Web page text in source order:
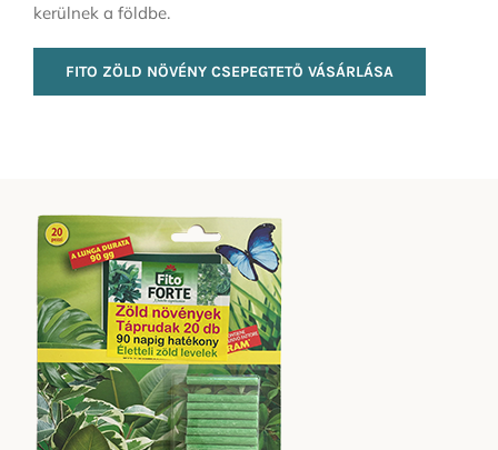
kerülnek a földbe.
FITO ZÖLD NÖVÉNY CSEPEGTETŐ VÁSÁRLÁSA